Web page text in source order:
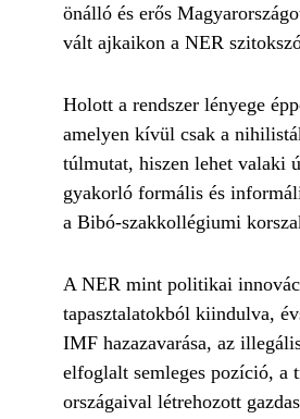
önálló és erős
vált ajkaikon a NER
Holott a rendszer lényege
amelyen kívül csak a
túlmutat, hiszen lehet valaki
gyakorló formális és
a Bibó-szakkollégiumi
A NER mint politikai
tapasztalatokból kiindulva,
IMF hazazavarása, az
elfoglalt semleges pozíció, a
országaival létrehozott